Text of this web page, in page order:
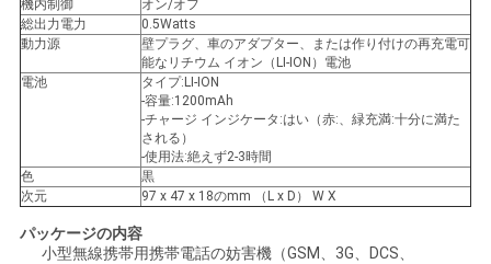
引
を
求
め
機内制御
オン/オフ
総出力電力
0.5Watts
動力源
壁プラグ、車のアダプター、または作り付けの再充電可
能なリチウム イオン（LI-ION）電池
電池
タイプ:LI-ION
-容量:1200mAh
-チャージ インジケータ:はい（赤:、緑充満:十分に満た
される）
-使用法:絶えず2-3時間
色
黒
次元
97 x 47 x 18のmm （L x D） W X
パッケージの内容
小型無線携帯用携帯電話の妨害機（GSM、3G、DCS、